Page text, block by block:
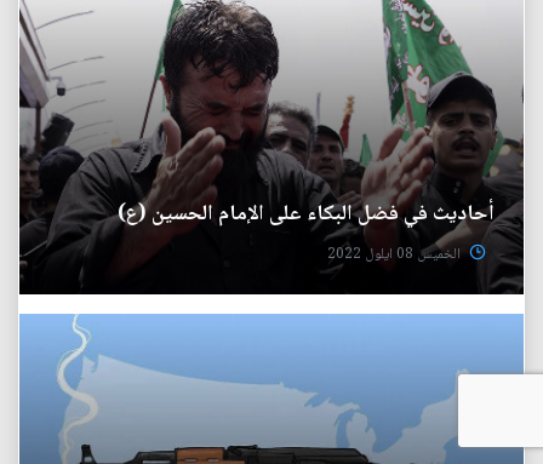
أحاديث في فضل البكاء على الإمام الحسين (ع)
الخميس 08 ايلول 2022